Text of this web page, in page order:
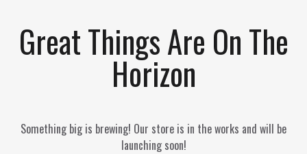
Great Things Are On The
Horizon
Something big is brewing! Our store is in the works and will be
launching soon!